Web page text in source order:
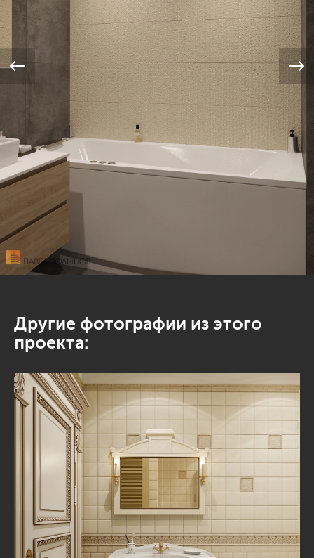
Другие фотографии из этого
проекта: